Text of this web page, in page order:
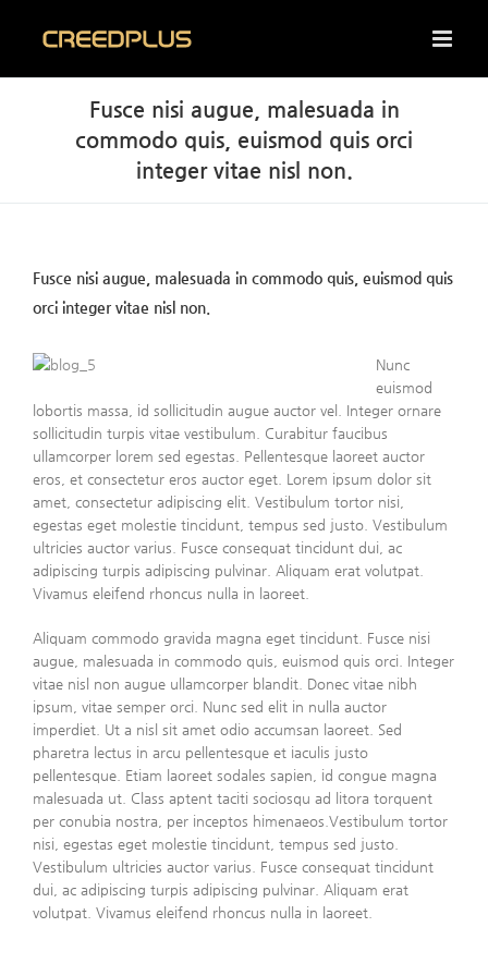
Fusce nisi augue, malesuada in
commodo quis, euismod quis orci
integer vitae nisl non.
Fusce nisi augue, malesuada in commodo quis, euismod quis
orci integer vitae nisl non.
Nunc
euismod
lobortis massa, id sollicitudin augue auctor vel. Integer ornare
sollicitudin turpis vitae vestibulum. Curabitur faucibus
ullamcorper lorem sed egestas. Pellentesque laoreet auctor
eros, et consectetur eros auctor eget. Lorem ipsum dolor sit
amet, consectetur adipiscing elit. Vestibulum tortor nisi,
egestas eget molestie tincidunt, tempus sed justo. Vestibulum
ultricies auctor varius. Fusce consequat tincidunt dui, ac
adipiscing turpis adipiscing pulvinar. Aliquam erat volutpat.
Vivamus eleifend rhoncus nulla in laoreet.
Aliquam commodo gravida magna eget tincidunt. Fusce nisi
augue, malesuada in commodo quis, euismod quis orci. Integer
vitae nisl non augue ullamcorper blandit. Donec vitae nibh
ipsum, vitae semper orci. Nunc sed elit in nulla auctor
imperdiet. Ut a nisl sit amet odio accumsan laoreet. Sed
pharetra lectus in arcu pellentesque et iaculis justo
pellentesque. Etiam laoreet sodales sapien, id congue magna
malesuada ut. Class aptent taciti sociosqu ad litora torquent
per conubia nostra, per inceptos himenaeos.Vestibulum tortor
nisi, egestas eget molestie tincidunt, tempus sed justo.
Vestibulum ultricies auctor varius. Fusce consequat tincidunt
dui, ac adipiscing turpis adipiscing pulvinar. Aliquam erat
volutpat. Vivamus eleifend rhoncus nulla in laoreet.